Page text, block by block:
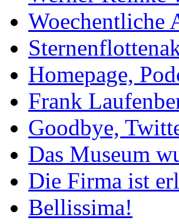
Woechentliche
Homepage,
Frank
Goodbye,
Das Museum
Die Firma ist
Bellissima!